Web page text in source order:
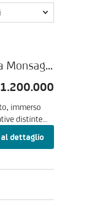
Rustico, via Località Maracci,, zona San Martino In Freddana Monsagr, Pescaglia
immerso
distinte
bagno
troviamo
terra si
ristrutturato.
al dettaglio